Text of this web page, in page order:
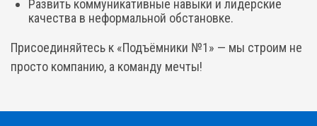
Развить коммуникативные навыки и лидерские
качества в неформальной обстановке.
Присоединяйтесь к «Подъёмники №1» — мы строим не
просто компанию, а команду мечты!